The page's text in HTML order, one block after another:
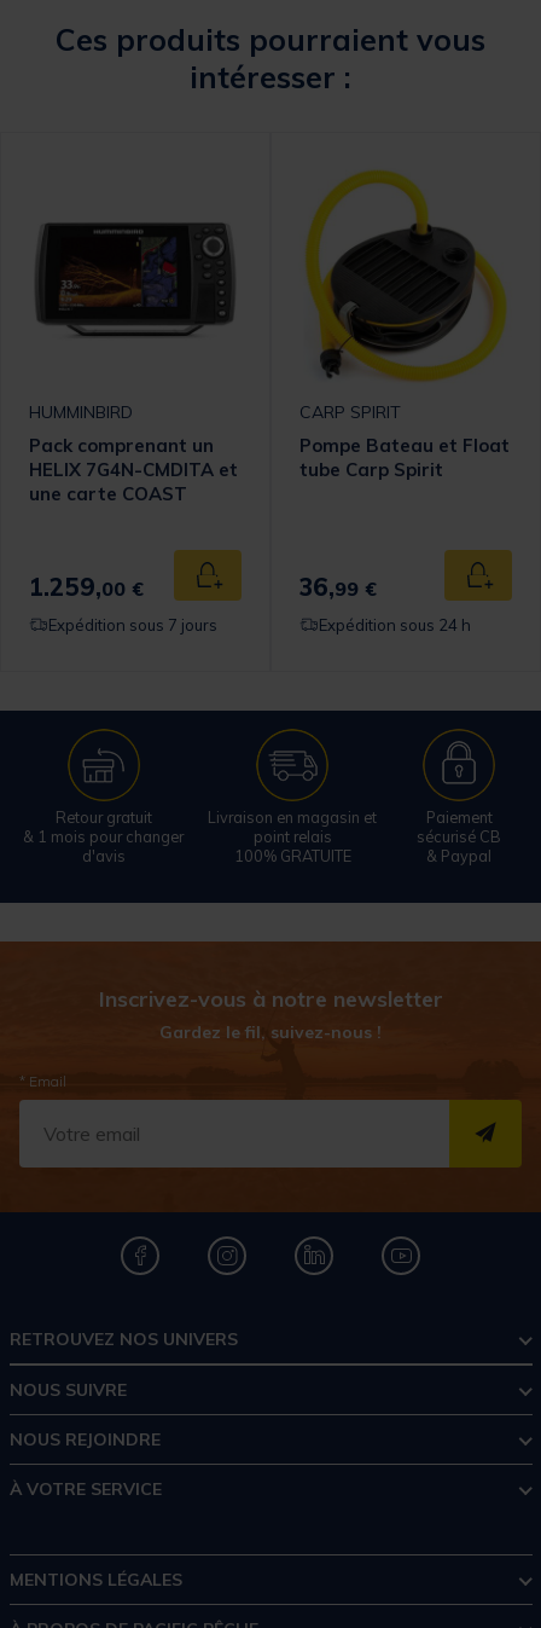
Ces produits pourraient vous
intéresser :
HUMMINBIRD
Pack comprenant un
HELIX 7G4N-CMDITA et
une carte COAST
1.259,00 € Ajouter au panier
Expédition sous 7 jours
CARP SPIRIT
Pompe Bateau et Float
tube Carp Spirit
36,99 €
Expédition sous 24 h
Retour gratuit
& 1 mois pour changer
d'avis
Livraison en magasin et
point relais
100% GRATUITE
Paiement
sécurisé CB
& Paypal
Inscrivez-vous à notre newsletter
Gardez le fil, suivez-nous !
* Email
RETROUVEZ NOS UNIVERS
NOUS SUIVRE
NOUS REJOINDRE
À VOTRE SERVICE
MENTIONS LÉGALES